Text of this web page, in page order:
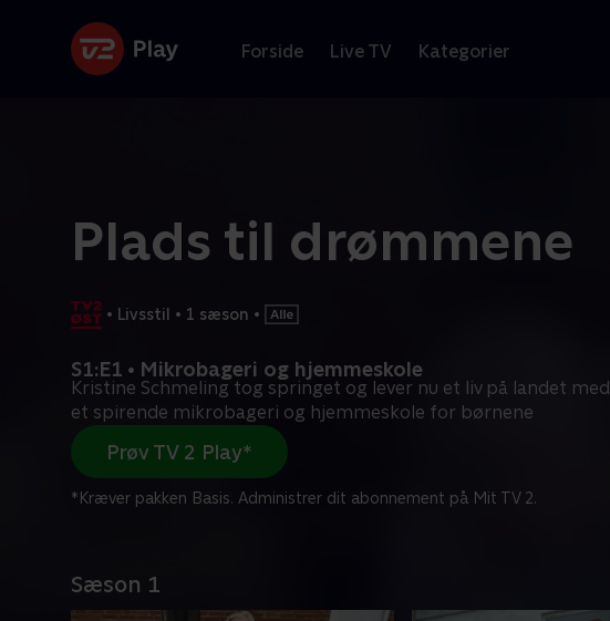
Forside Live TV Kategorier
Plads til drømmene
• Livsstil • 1 sæson •
S1:E1 • Mikrobageri og hjemmeskole
Kristine Schmeling tog springet og lever nu et liv på landet med
et spirende mikrobageri og hjemmeskole for børnene
Prøv TV 2 Play*
*Kræver pakken Basis. Administrer dit abonnement på Mit TV 2.
Sæson 1